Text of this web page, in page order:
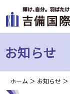
お知らせ
ホーム ＞ お知らせ ＞